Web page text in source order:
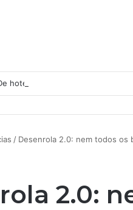
hotel a galpões, TRX acelera
/ Desenrola 2.0: nem todos
2.0: